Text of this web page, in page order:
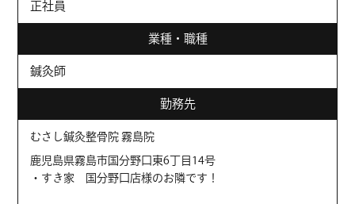
正社員
業種・職種
鍼灸師
勤務先
むさし鍼灸整骨院 霧島院
鹿児島県霧島市国分野口東6丁目14号
・すき家 国分野口店様のお隣です！